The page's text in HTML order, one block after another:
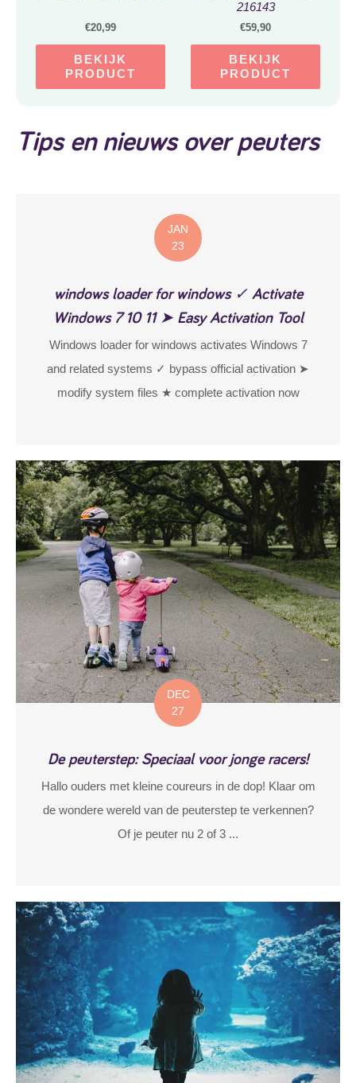
€20,99
BEKIJK
PRODUCT
216143
€59,90
BEKIJK
PRODUCT
Tips en nieuws over peuters
JAN
23
windows loader for windows ✓ Activate
Windows 7 10 11 ➤ Easy Activation Tool
Windows loader for windows activates Windows 7
and related systems ✓ bypass official activation ➤
modify system files ★ complete activation now
DEC
27
De peuterstep: Speciaal voor jonge racers!
Hallo ouders met kleine coureurs in de dop! Klaar om
de wondere wereld van de peuterstep te verkennen?
Of je peuter nu 2 of 3 ...